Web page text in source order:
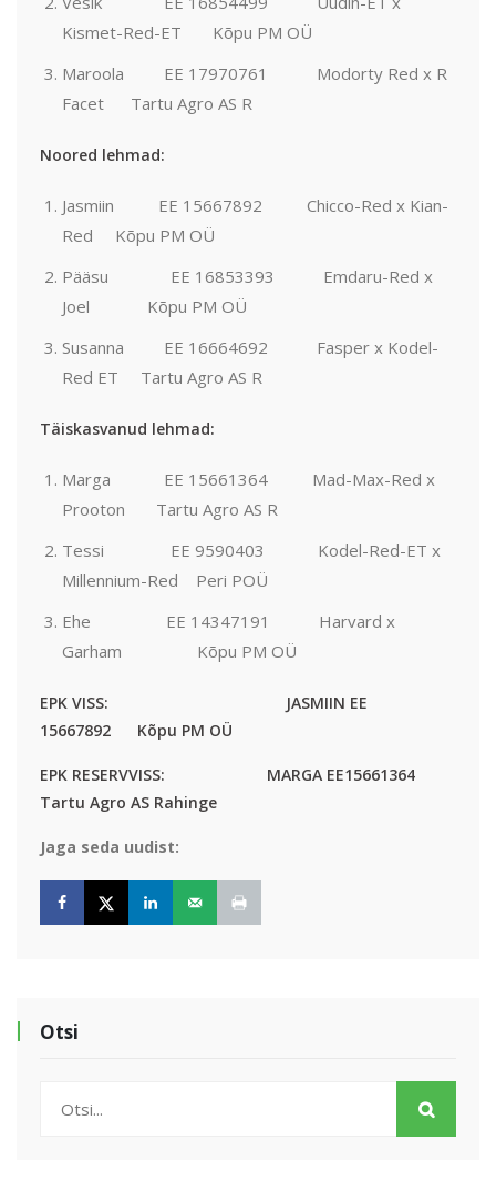
Kismet-Red-ET Kõpu PM OÜ
Maroola EE 17970761 Modorty Red x R
Facet Tartu Agro AS R
Noored lehmad:
Jasmiin EE 15667892 Chicco-Red x Kian-
Red Kõpu PM OÜ
Pääsu EE 16853393 Emdaru-Red x
Joel Kõpu PM OÜ
Susanna EE 16664692 Fasper x Kodel-
Red ET Tartu Agro AS R
Täiskasvanud lehmad:
Marga EE 15661364 Mad-Max-Red x
Prooton Tartu Agro AS R
Tessi EE 9590403 Kodel-Red-ET x
Millennium-Red Peri POÜ
Ehe EE 14347191 Harvard x
Garham Kõpu PM OÜ
EPK VISS: JASMIIN EE
15667892 Kõpu PM OÜ
EPK RESERVVISS: MARGA EE15661364
Tartu Agro AS Rahinge
Jaga seda uudist:
Otsi